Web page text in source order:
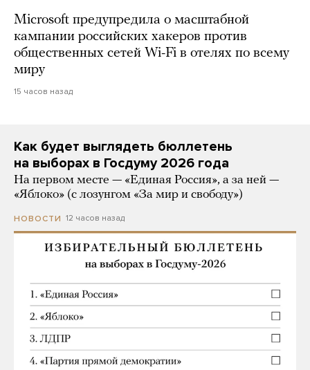
Microsoft предупредила о масштабной
кампании российских хакеров против
общественных сетей Wi-Fi в отелях по всему
миру
15 часов назад
Как будет выглядеть бюллетень
на выборах в Госдуму 2026 года
На первом месте — «Единая Россия», а за ней —
«Яблоко» (с лозунгом «За мир и свободу»)
НОВОСТИ 12 часов назад